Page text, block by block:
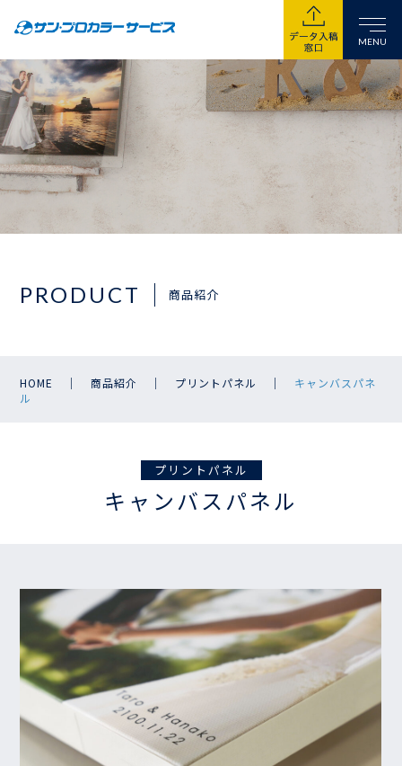
MENU
PRODUCT 商品紹介
HOME ｜ 商品紹介 ｜ プリントパネル ｜
キャンバスパネ
ル
プリントパネル
キャンバスパネル